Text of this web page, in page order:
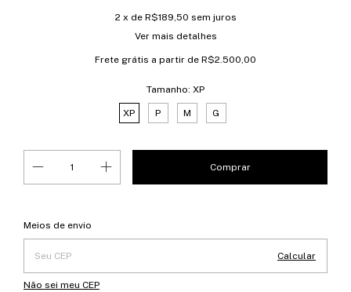
2 x de R$189,50 sem juros
Ver mais detalhes
Frete grátis a partir de R$2.500,00
Tamanho: XP
XP P M G
Entregas para o CEP:
Meios de envio
Calcular
Não sei meu CEP